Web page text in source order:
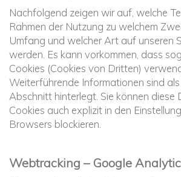
Nachfolgend zeigen wir auf, welche
Rahmen der Nutzung zu welchem
Umfang und welcher Art auf unseren
werden. Es kann vorkommen, dass
Cookies (Cookies von Dritten)
Weiterführende Informationen sind als
Abschnitt hinterlegt. Sie können diese
Cookies auch explizit in den
Browsers blockieren.
Webtracking – Google